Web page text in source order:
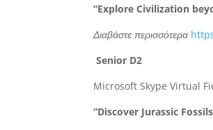
“Explore Civilization
Διαβάστε περισσότερα
Senior D2
Microsoft Skype Virtual
“Discover Jurassic